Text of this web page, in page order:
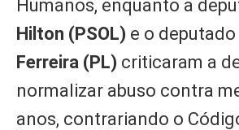
Humanos, enquanto a
Hilton (PSOL) e o deputado
Ferreira (PL) criticaram a
normalizar abuso contra
anos, contrariando o